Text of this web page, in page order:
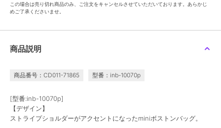
この場合は売り切れ商品のみ、ご注文をキャンセルさせていただいております。あらかじ
めご了承くださいませ。
商品説明
商品番号：CD011-71865 型番：inb-10070p
[型番:inb-10070p]
【デザイン】
ストライプショルダーがアクセントになったminiボストンバッグ。